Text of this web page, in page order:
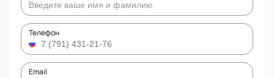
Телефон
Email